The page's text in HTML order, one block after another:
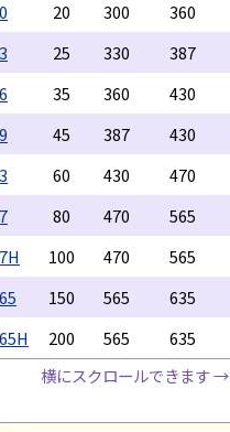
20 300 360
25 330 387
35 360 430
45 387 430
60 430 470
80 470 565
100 470 565
150 565 635
200 565 635
横にスクロールできます →